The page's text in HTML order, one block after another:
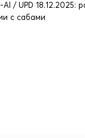
/ UPD 18.12.2025:
с сабами